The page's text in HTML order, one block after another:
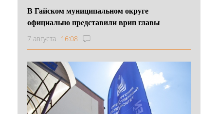
В Гайском муниципальном округе
официально представили врип главы
7 августа 16:08